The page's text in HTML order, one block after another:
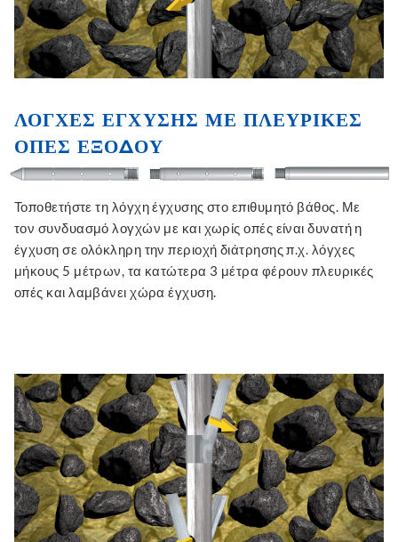
ΛΌΓΧΕΣ ΈΓΧΥΣΗΣ ΜΕ ΠΛΕΥΡΙΚΈΣ
ΟΠΈΣ ΕΞΌΔΟΥ
Τοποθετήστε τη λόγχη έγχυσης στο επιθυμητό βάθος. Με
τον συνδυασμό λογχών με και χωρίς οπές είναι δυνατή η
έγχυση σε ολόκληρη την περιοχή διάτρησης π.χ. λόγχες
μήκους 5 μέτρων, τα κατώτερα 3 μέτρα φέρουν πλευρικές
οπές και λαμβάνει χώρα έγχυση.